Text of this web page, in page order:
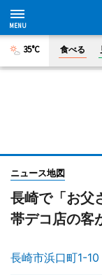
35°C 食べる
ニュース地図
長崎で「お父
帯デコ店の客
長崎市浜口町1-10